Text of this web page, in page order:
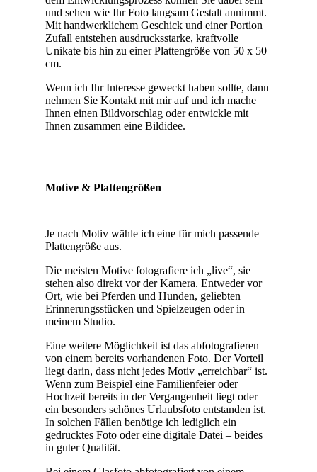
und sehen wie Ihr Foto langsam Gestalt annimmt.
Mit handwerklichem Geschick und einer Portion
Zufall entstehen ausdrucksstarke, kraftvolle
Unikate bis hin zu einer Plattengröße von 50 x 50
cm.
Wenn ich Ihr Interesse geweckt haben sollte, dann
nehmen Sie Kontakt mit mir auf und ich mache
Ihnen einen Bildvorschlag oder entwickle mit
Ihnen zusammen eine Bildidee.
Motive & Plattengrößen
Je nach Motiv wähle ich eine für mich passende
Plattengröße aus.
Die meisten Motive fotografiere ich „live“, sie
stehen also direkt vor der Kamera. Entweder vor
Ort, wie bei Pferden und Hunden, geliebten
Erinnerungsstücken und Spielzeugen oder in
meinem Studio.
Eine weitere Möglichkeit ist das abfotografieren
von einem bereits vorhandenen Foto. Der Vorteil
liegt darin, dass nicht jedes Motiv „erreichbar“ ist.
Wenn zum Beispiel eine Familienfeier oder
Hochzeit bereits in der Vergangenheit liegt oder
ein besonders schönes Urlaubsfoto entstanden ist.
In solchen Fällen benötige ich lediglich ein
gedrucktes Foto oder eine digitale Datei – beides
in guter Qualität.